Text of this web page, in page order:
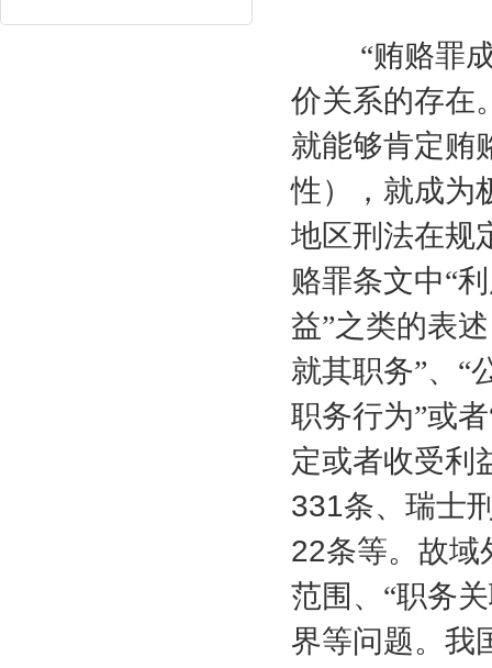
“贿赂罪成
价关系的存在
就能够肯定贿
性），就成为
地区刑法在规
赂罪条文中“
益”之类的表
就其职务”、“
职务行为”或
定或者收受利
331条、瑞士
22条等。故域
范围、“职务
界等问题。我